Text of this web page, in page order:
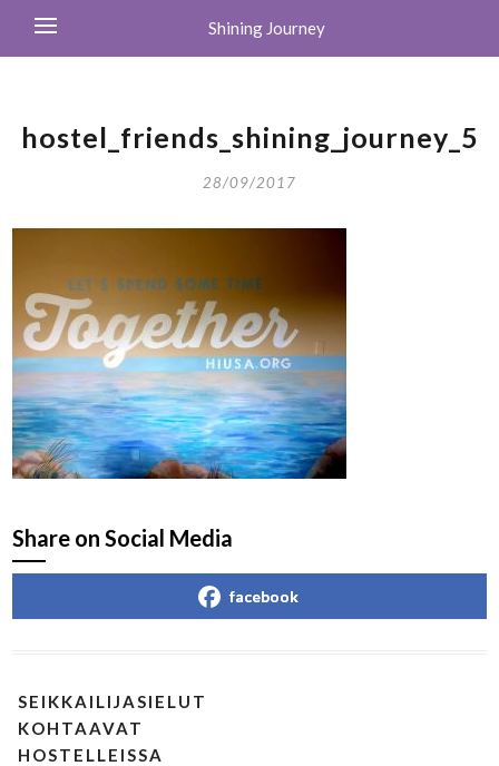
Shining Journey
hostel_friends_shining_journey_5
28/09/2017
Share on Social Media
facebook
SEIKKAILIJASIELUT
KOHTAAVAT
HOSTELLEISSA